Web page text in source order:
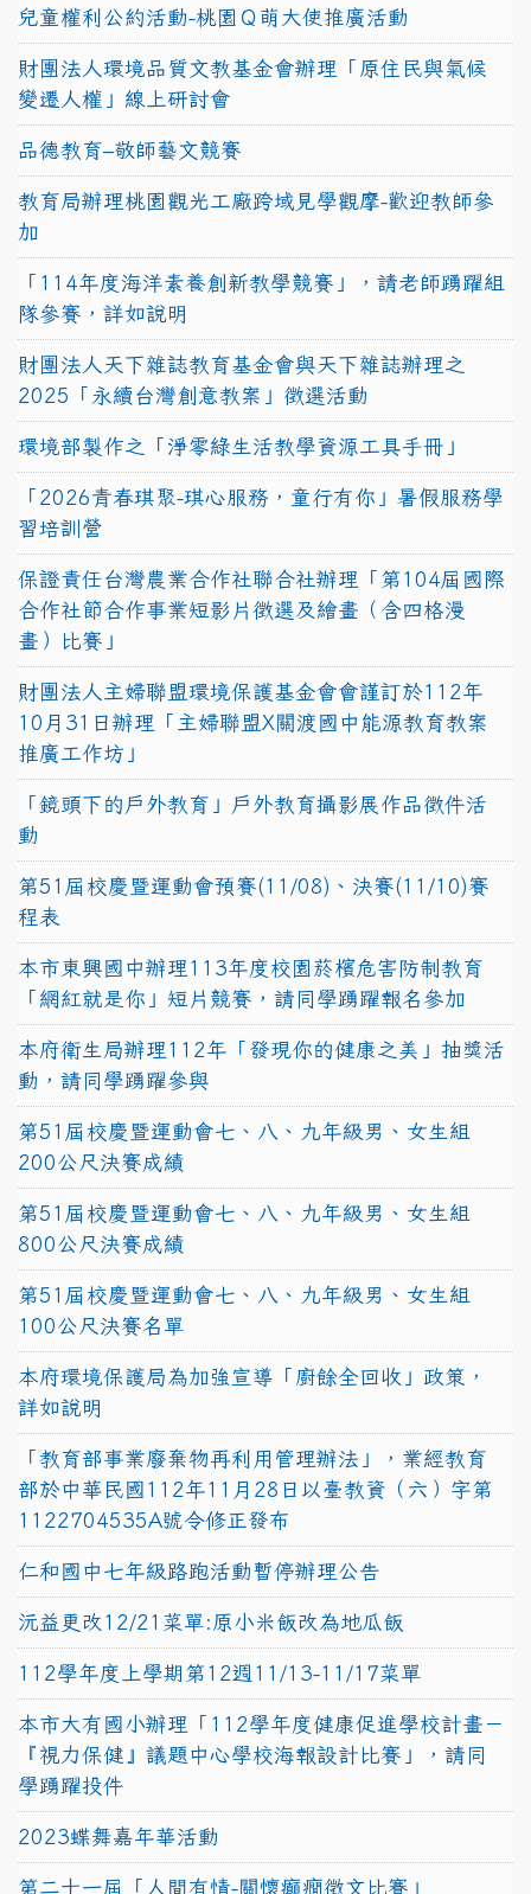
兒童權利公約活動-桃園Ｑ萌大使推廣活動
財團法人環境品質文教基金會辦理「原住民與氣候
變遷人權」線上研討會
品德教育–敬師藝文競賽
教育局辦理桃園觀光工廠跨域見學觀摩-歡迎教師參
加
「114年度海洋素養創新教學競賽」，請老師踴躍組
隊參賽，詳如說明
財團法人天下雜誌教育基金會與天下雜誌辦理之
2025「永續台灣創意教案」徵選活動
環境部製作之「淨零綠生活教學資源工具手冊」
「2026青春琪聚-琪心服務，童行有你」暑假服務學
習培訓營
保證責任台灣農業合作社聯合社辦理「第104屆國際
合作社節合作事業短影片徵選及繪畫（含四格漫
畫）比賽」
財團法人主婦聯盟環境保護基金會會謹訂於112年
10月31日辦理「主婦聯盟X關渡國中能源教育教案
推廣工作坊」
「鏡頭下的戶外教育」戶外教育攝影展作品徵件活
動
第51屆校慶暨運動會預賽(11/08)、決賽(11/10)賽
程表
本市東興國中辦理113年度校園菸檳危害防制教育
「網紅就是你」短片競賽，請同學踴躍報名參加
本府衛生局辦理112年「發現你的健康之美」抽獎活
動，請同學踴躍參與
第51屆校慶暨運動會七、八、九年級男、女生組
200公尺決賽成績
第51屆校慶暨運動會七、八、九年級男、女生組
800公尺決賽成績
第51屆校慶暨運動會七、八、九年級男、女生組
100公尺決賽名單
本府環境保護局為加強宣導「廚餘全回收」政策，
詳如說明
「教育部事業廢棄物再利用管理辦法」，業經教育
部於中華民國112年11月28日以臺教資（六）字第
1122704535A號令修正發布
仁和國中七年級路跑活動暫停辦理公告
沅益更改12/21菜單:原小米飯改為地瓜飯
112學年度上學期第12週11/13-11/17菜單
本市大有國小辦理「112學年度健康促進學校計畫－
『視力保健』議題中心學校海報設計比賽」，請同
學踴躍投件
2023蝶舞嘉年華活動
第二十一屆「人間有情-關懷癲癇徵文比賽」